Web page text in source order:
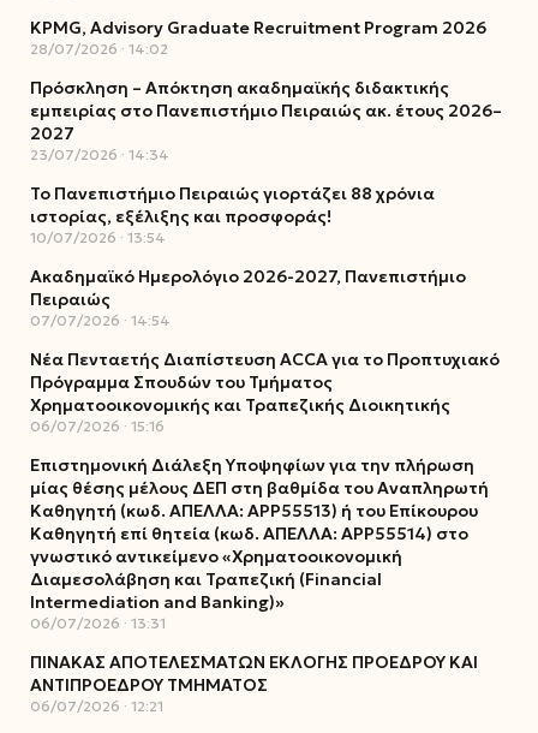
KPMG, Advisory Graduate Recruitment Program 2026
28/07/2026 14:02
Πρόσκληση – Απόκτηση ακαδημαϊκής διδακτικής
εμπειρίας στο Πανεπιστήμιο Πειραιώς ακ. έτους 2026–
2027
23/07/2026 14:34
Το Πανεπιστήμιο Πειραιώς γιορτάζει 88 χρόνια
ιστορίας, εξέλιξης και προσφοράς!
10/07/2026 13:54
Ακαδημαϊκό Ημερολόγιο 2026-2027, Πανεπιστήμιο
Πειραιώς
07/07/2026 14:54
Νέα Πενταετής Διαπίστευση ACCA για το Προπτυχιακό
Πρόγραμμα Σπουδών του Τμήματος
Χρηματοοικονομικής και Τραπεζικής Διοικητικής
06/07/2026 15:16
Επιστημονική Διάλεξη Υποψηφίων για την πλήρωση
μίας θέσης μέλους ΔΕΠ στη βαθμίδα του Αναπληρωτή
Καθηγητή (κωδ. ΑΠΕΛΛΑ: ΑΡΡ55513) ή του Επίκουρου
Καθηγητή επί θητεία (κωδ. ΑΠΕΛΛΑ: ΑΡΡ55514) στο
γνωστικό αντικείμενο «Χρηματοοικονομική
Διαμεσολάβηση και Τραπεζική (Financial
Intermediation and Banking)»
06/07/2026 13:31
ΠΙΝΑΚΑΣ ΑΠΟΤΕΛΕΣΜΑΤΩΝ ΕΚΛΟΓΗΣ ΠΡΟΕΔΡΟΥ ΚΑΙ
ΑΝΤΙΠΡΟΕΔΡΟΥ ΤΜΗΜΑΤΟΣ
06/07/2026 12:21